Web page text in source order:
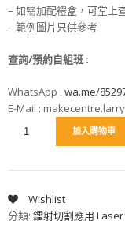
– 如需加配禮盒，可堂上
– 範例圖片只供參考
查詢/預約自組班 :
WhatsApp : wa.me/
E-Mail :
加入購物車
Wishlist
分類: 鐳射切割應用